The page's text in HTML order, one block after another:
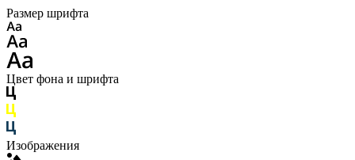
Размер шрифта
Цвет фона и шрифта
Изображения